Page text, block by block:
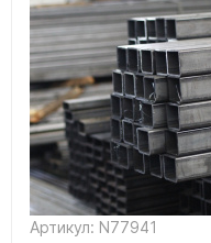
Артикул: N77941